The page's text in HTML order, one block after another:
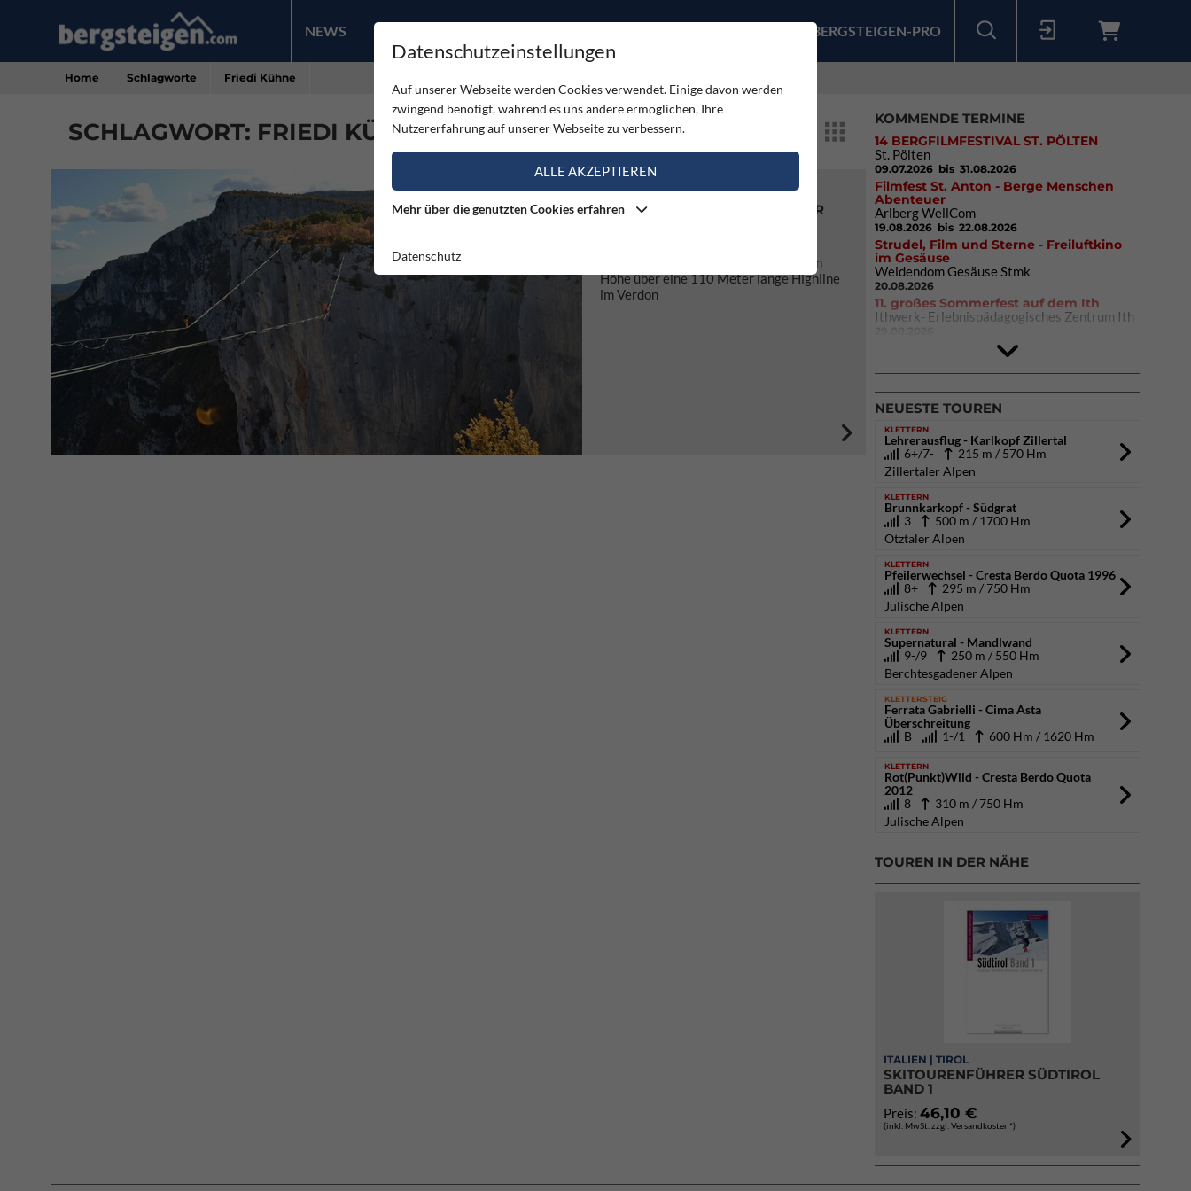
NEWS PRODUKTE BERGSTEIGEN-PRO
Home Schlagworte Friedi Kühne
SCHLAGWORT: FRIEDI KÜHNE (1)
04.10.2017
MÜNCHNER PROFI-SLACKLINER
HIGHLINE WELTREKORD
Friedi Kühne balanciert in 200 Metern
Höhe über eine 110 Meter lange Highline
im Verdon
KOMMENDE TERMINE
14 BERGFILMFESTIVAL ST. PÖLTEN
St. Pölten
09.07.2026 bis 31.08.2026
Filmfest St. Anton - Berge Menschen
Abenteuer
Arlberg WellCom
19.08.2026 bis 22.08.2026
Strudel, Film und Sterne - Freiluftkino
im Gesäuse
Weidendom Gesäuse Stmk
20.08.2026
11. großes Sommerfest auf dem Ith
Ithwerk- Erlebnispädagogisches Zentrum Ith
DAV Kletter- & Boulderzentrum München
Süd (Thalkirchen)
NEUESTE TOUREN
KLETTERN
Lehrerausflug - Karlkopf Zillertal
6+/7-
215 m / 570 Hm
Zillertaler Alpen
KLETTERN
Brunnkarkopf - Südgrat
3
500 m / 1700 Hm
Ötztaler Alpen
KLETTERN
Pfeilerwechsel - Cresta Berdo Quota 1996
8+
295 m / 750 Hm
Julische Alpen
KLETTERN
Supernatural - Mandlwand
9-/9
250 m / 550 Hm
Berchtesgadener Alpen
KLETTERSTEIG
Ferrata Gabrielli - Cima Asta
Überschreitung
B
1-/1 600 Hm / 1620 Hm
KLETTERN
Rot(Punkt)Wild - Cresta Berdo Quota
2012
8
310 m / 750 Hm
Julische Alpen
TOUREN IN DER NÄHE
ITALIEN | TIROL
SKITOURENFÜHRER SÜDTIROL
BAND 1
Preis: 46,10 €
(inkl. MwSt. zzgl. Versandkosten*)
Datenschutzeinstellungen
Auf unserer Webseite werden Cookies verwendet. Einige davon werden
zwingend benötigt, während es uns andere ermöglichen, Ihre
Nutzererfahrung auf unserer Webseite zu verbessern.
ALLE AKZEPTIEREN
Mehr über die genutzten Cookies erfahren
Datenschutz